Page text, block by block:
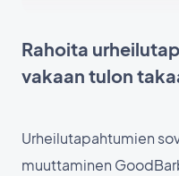
Rahoita
vakaan tulon
Urheilutapahtumien
muuttaminen